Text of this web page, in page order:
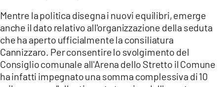
Mentre la politica disegna i nuovi equilibri, emerge
anche il dato relativo all'organizzazione della seduta
che ha aperto ufficialmente la consiliatura
Cannizzaro. Per consentire lo svolgimento del
Consiglio comunale all'Arena dello Stretto il Comune
ha infatti impegnato una somma complessiva di 10